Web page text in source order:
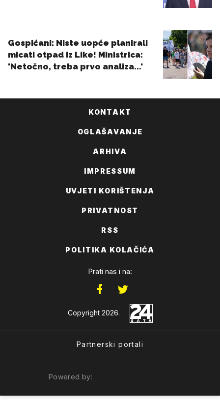
KONTAKT
OGLAŠAVANJE
ARHIVA
IMPRESSUM
UVJETI KORIŠTENJA
PRIVATNOST
RSS
POLITIKA KOLAČIĆA
Prati nas i na:
Copyright 2026.
Partnerski portali
Powered by: